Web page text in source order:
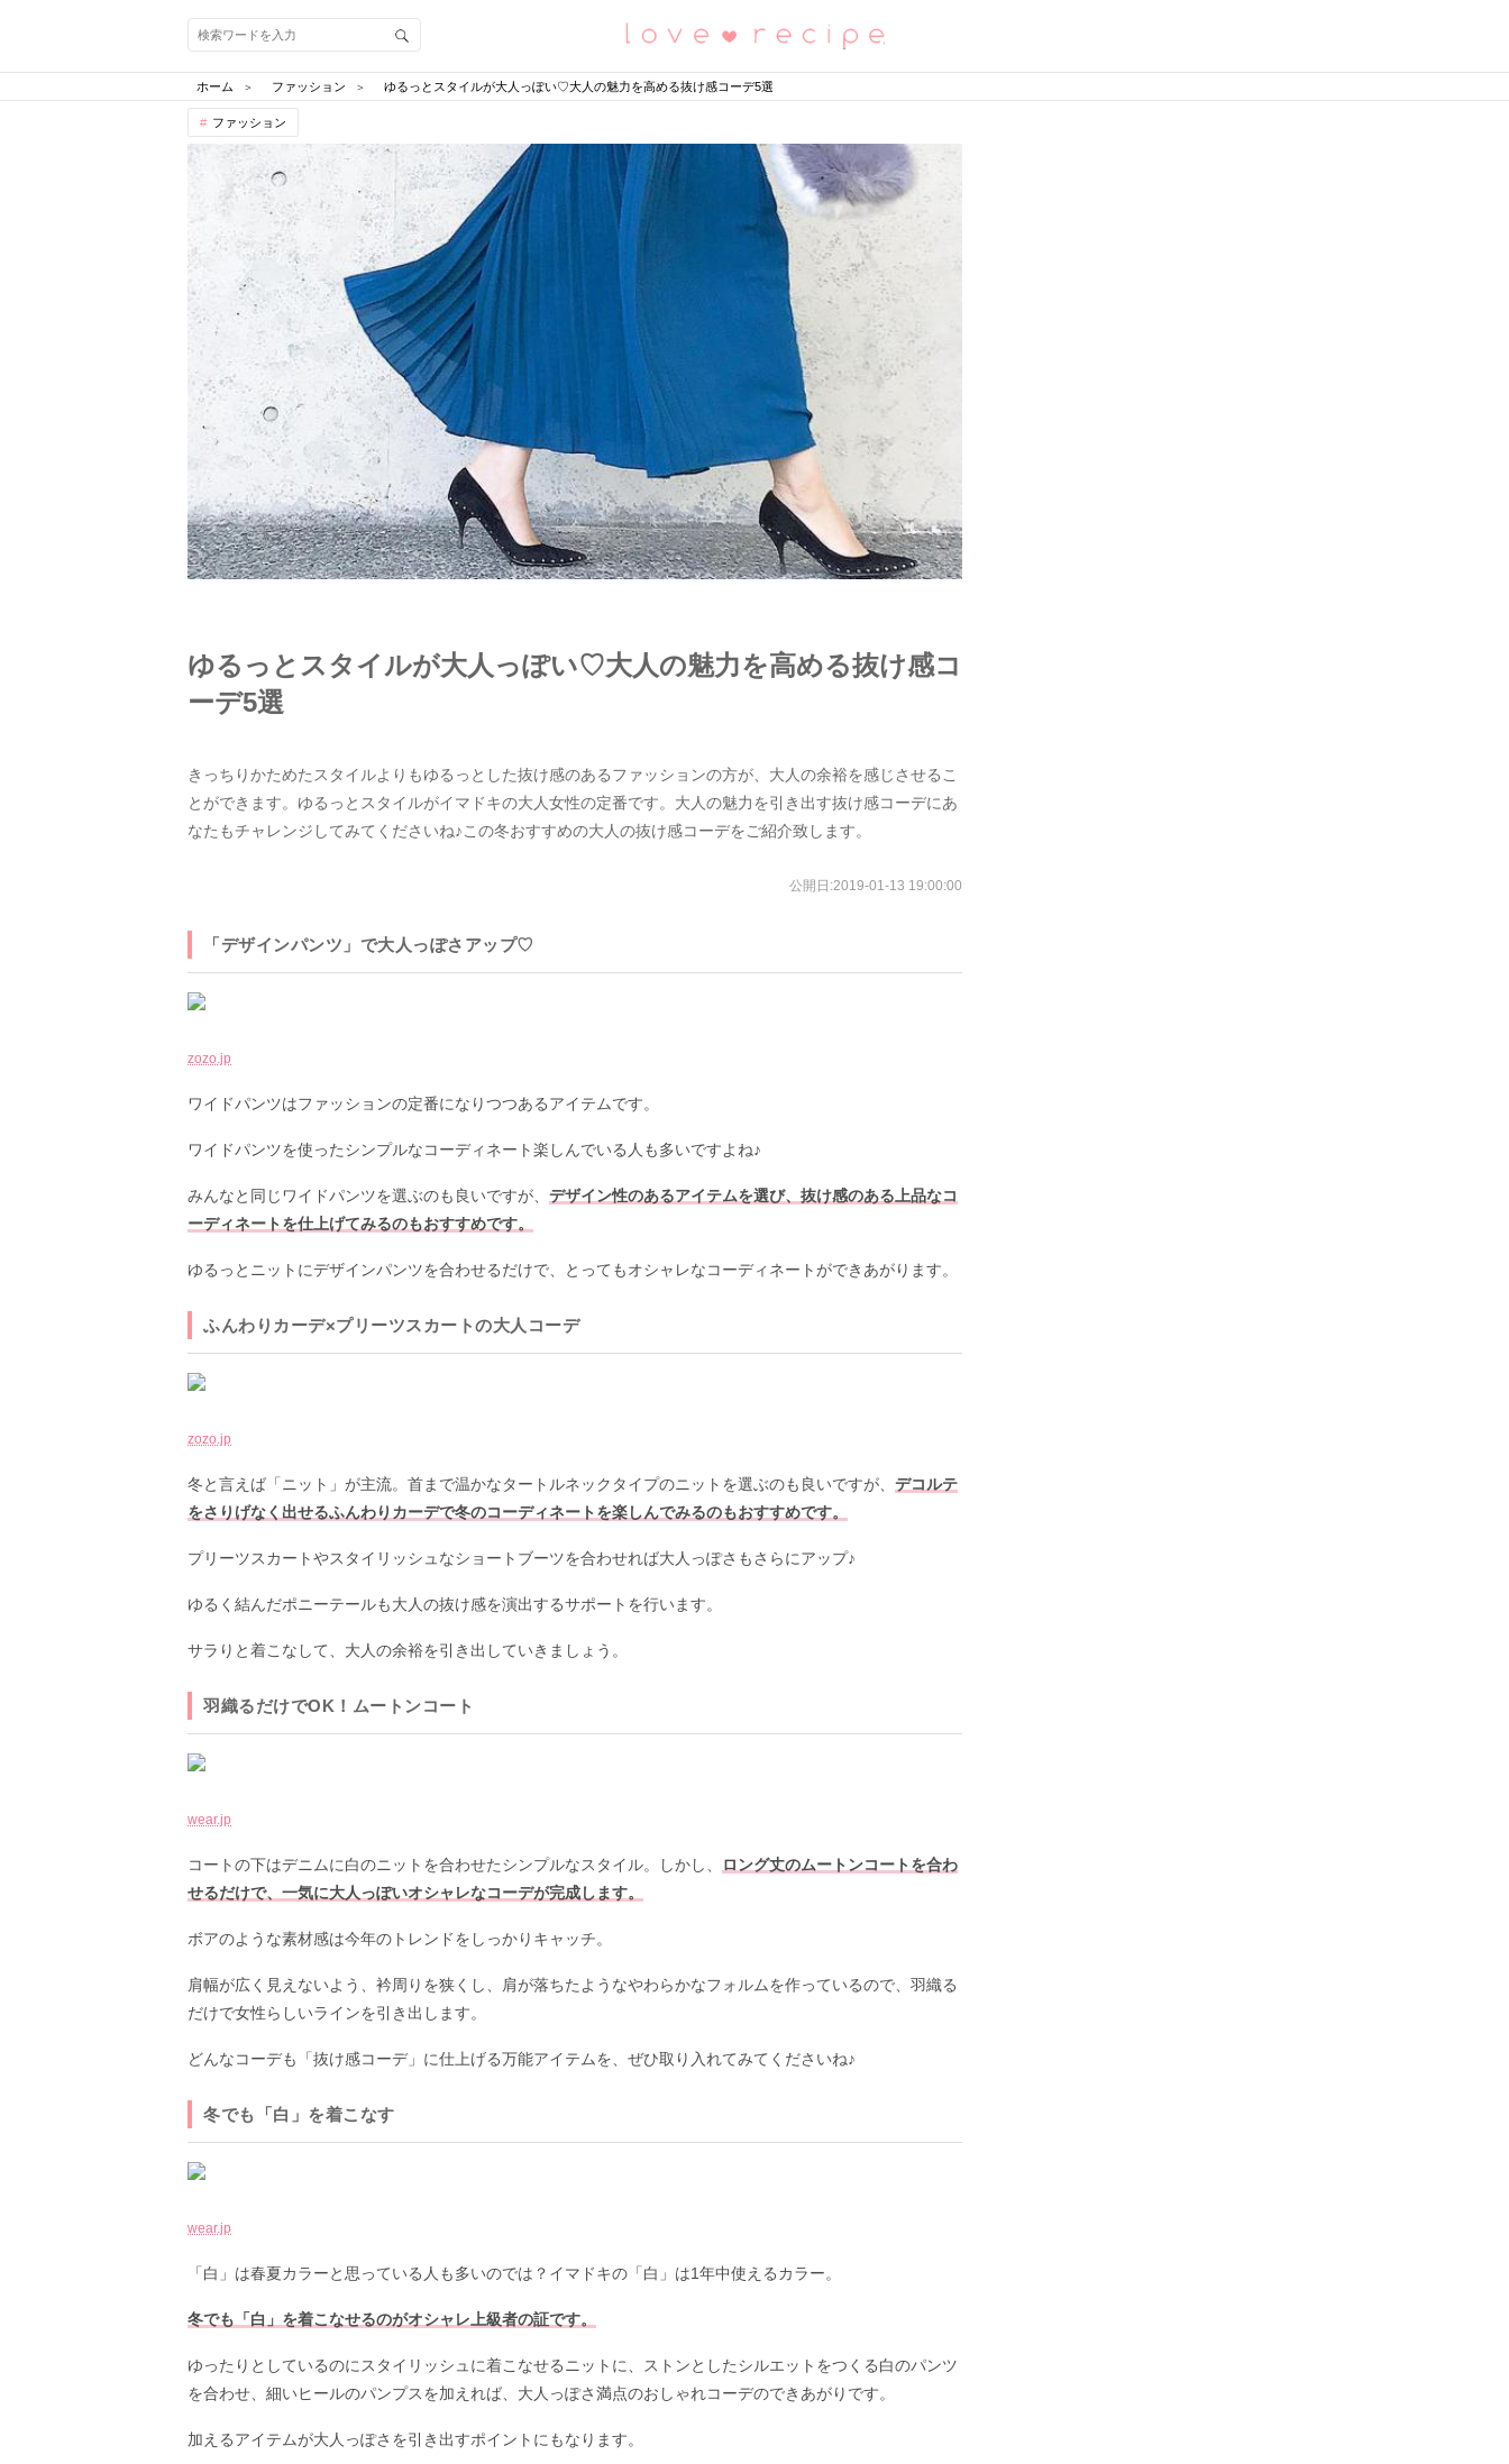
恋愛レシピ
ホーム ファッション ゆるっとスタイルが大人っぽい♡大人の魅力を高める抜け感コーデ5選
ファッション
ゆるっとスタイルが大人っぽい♡大人の魅力を高める抜け感コ
ーデ5選
きっちりかためたスタイルよりもゆるっとした抜け感のあるファッションの方が、大人の余裕を感じさせるこ
とができます。ゆるっとスタイルがイマドキの大人女性の定番です。大人の魅力を引き出す抜け感コーデにあ
なたもチャレンジしてみてくださいね♪この冬おすすめの大人の抜け感コーデをご紹介致します。
公開日:2019-01-13 19:00:00
「デザインパンツ」で大人っぽさアップ♡
zozo.jp
ワイドパンツはファッションの定番になりつつあるアイテムです。
ワイドパンツを使ったシンプルなコーディネート楽しんでいる人も多いですよね♪
みんなと同じワイドパンツを選ぶのも良いですが、 デザイン性のあるアイテムを選び、抜け感のある上品なコ
ーディネートを仕上げてみるのもおすすめです。
ゆるっとニットにデザインパンツを合わせるだけで、とってもオシャレなコーディネートができあがります。
ふんわりカーデ×プリーツスカートの大人コーデ
zozo.jp
冬と言えば「ニット」が主流。首まで温かなタートルネックタイプのニットを選ぶのも良いですが、 デコルテ
をさりげなく出せるふんわりカーデで冬のコーディネートを楽しんでみるのもおすすめです。
プリーツスカートやスタイリッシュなショートブーツを合わせれば大人っぽさもさらにアップ♪
ゆるく結んだポニーテールも大人の抜け感を演出するサポートを行います。
サラりと着こなして、大人の余裕を引き出していきましょう。
羽織るだけでOK！ムートンコート
wear.jp
コートの下はデニムに白のニットを合わせたシンプルなスタイル。しかし、
ロング丈のムートンコートを合わ
せるだけで、一気に大人っぽいオシャレなコーデが完成します。
ボアのような素材感は今年のトレンドをしっかりキャッチ。
肩幅が広く見えないよう、衿周りを狭くし、肩が落ちたようなやわらかなフォルムを作っているので、羽織る
だけで女性らしいラインを引き出します。
どんなコーデも「抜け感コーデ」に仕上げる万能アイテムを、ぜひ取り入れてみてくださいね♪
冬でも「白」を着こなす
wear.jp
「白」は春夏カラーと思っている人も多いのでは？イマドキの「白」は1年中使えるカラー。
冬でも「白」を着こなせるのがオシャレ上級者の証です。
ゆったりとしているのにスタイリッシュに着こなせるニットに、ストンとしたシルエットをつくる白のパンツ
を合わせ、細いヒールのパンプスを加えれば、大人っぽさ満点のおしゃれコーデのできあがりです。
加えるアイテムが大人っぽさを引き出すポイントにもなります。